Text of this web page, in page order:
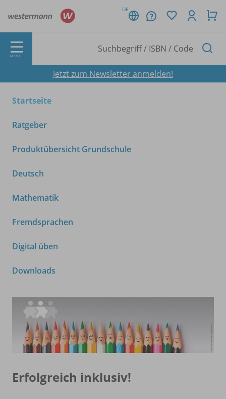
DE
MENÜ
Jetzt zum Newsletter anmelden!
Startseite
Ratgeber
Produktübersicht Grundschule
Deutsch
Mathematik
Fremdsprachen
Digital üben
Downloads
Erfolgreich inklusiv!